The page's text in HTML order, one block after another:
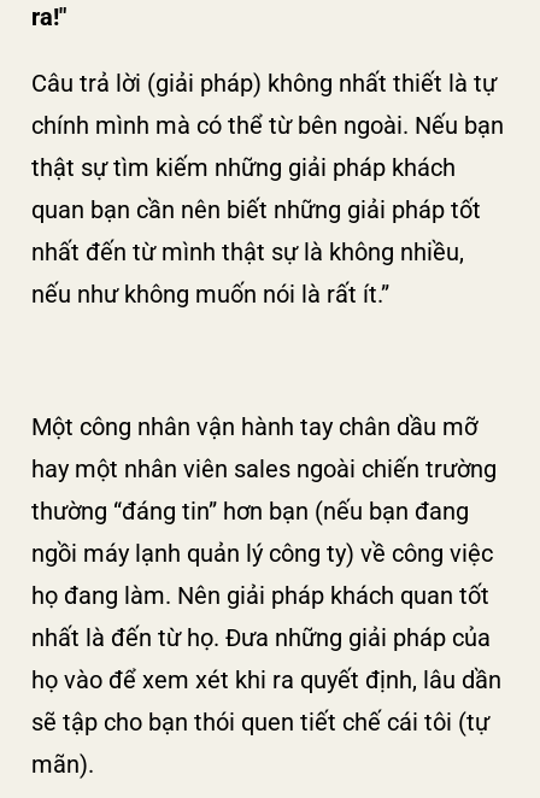
ra!"
Câu trả lời (giải pháp) không nhất thiết là tự
chính mình mà có thể từ bên ngoài. Nếu bạn
thật sự tìm kiếm những giải pháp khách
quan bạn cần nên biết những giải pháp tốt
nhất đến từ mình thật sự là không nhiều,
nếu như không muốn nói là rất ít.”
Một công nhân vận hành tay chân dầu mỡ
hay một nhân viên sales ngoài chiến trường
thường “đáng tin” hơn bạn (nếu bạn đang
ngồi máy lạnh quản lý công ty) về công việc
họ đang làm. Nên giải pháp khách quan tốt
nhất là đến từ họ. Đưa những giải pháp của
họ vào để xem xét khi ra quyết định, lâu dần
sẽ tập cho bạn thói quen tiết chế cái tôi (tự
mãn).